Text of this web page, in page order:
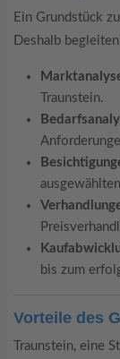
Ein Grundstück
Deshalb
Traunstein.
bis zum
Vorteile des
Traunstein, eine